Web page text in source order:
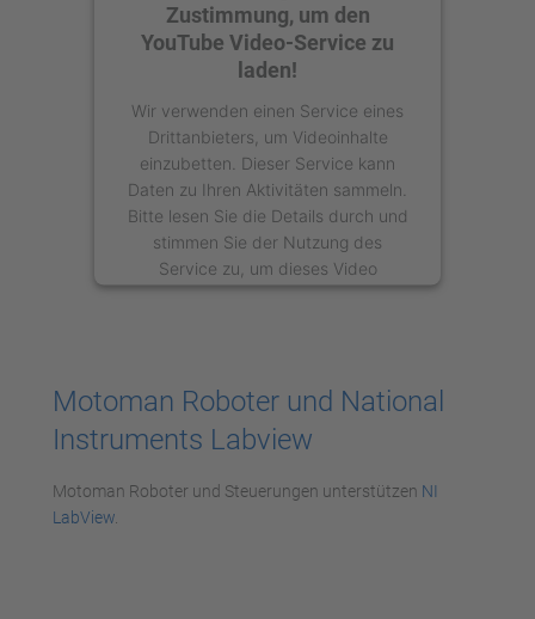
Zustimmung, um den
YouTube Video-Service zu
laden!
Wir verwenden einen Service eines
Drittanbieters, um Videoinhalte
einzubetten. Dieser Service kann
Daten zu Ihren Aktivitäten sammeln.
Bitte lesen Sie die Details durch und
stimmen Sie der Nutzung des
Service zu, um dieses Video
anzusehen.
Management Platform
Motoman Roboter und National
Instruments Labview
Motoman Roboter und Steuerungen unterstützen NI
LabView